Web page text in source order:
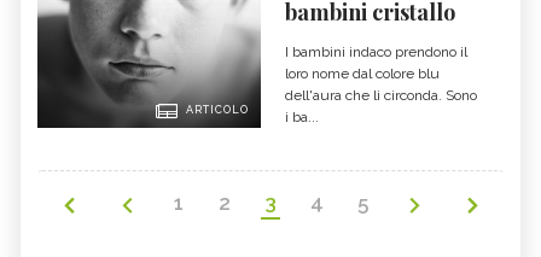
ARTICOLO
bambini cristallo
I bambini indaco prendono il
loro nome dal colore blu
dell'aura che li circonda. Sono
i ba...
1 2 3 4 5